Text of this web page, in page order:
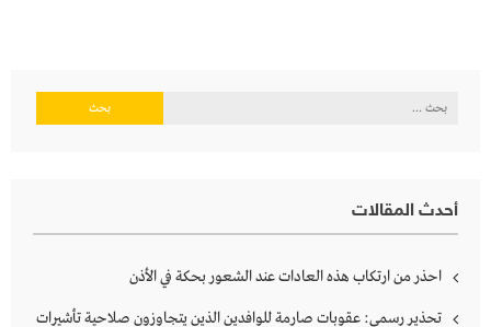
البحث
أحدث المقالات
احذر من ارتكاب هذه العادات عند الشعور بحكة في الأذن
تحذير رسمي: عقوبات صارمة للوافدين الذين يتجاوزون صلاحية تأشيرات